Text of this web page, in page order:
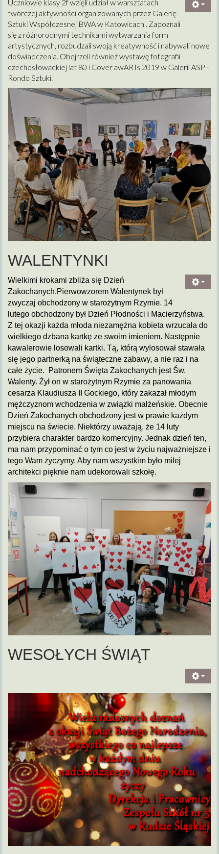
Uczniowie klasy 2f wzięli udział w warsztatach
twórczej aktywności organizowanych przez Galerię
Sztuki Współczesnej BWA w Katowicach . Zapoznali
się z różnorodnymi technikami wytwarzania form
artystycznych, rozbudzali swoją kreatywność i nabywali nowe
doświadczenia. Obejrzeli również wystawę fotografii
czechosłowackiej lat 80 i Cover awARTs 2019 w Galerii ASP -
Rondo Sztuki.
WALENTYNKI
Wielkimi krokami zbliża się Dzień
Zakochanych.Pierwowzorem Walentynek był
zwyczaj obchodzony w starożytnym Rzymie. 14
lutego obchodzony był Dzień Płodności i Macierzyństwa.
Z tej okazji każda młoda niezamężna kobieta wrzucała do
wielkiego dzbana kartkę ze swoim imieniem. Następnie
kawalerowie losowali kartki. Tą, którą wylosował stawała
się jego partnerką na świąteczne zabawy, a nie raz i na
całe życie. Patronem Święta Zakochanych jest Św.
Walenty. Żył on w starożytnym Rzymie za panowania
cesarza Klaudiusza II Gockiego, który zakazał młodym
mężczyznom wchodzenia w związki małżeńskie. Obecnie
Dzień Zakochanych obchodzony jest w prawie każdym
miejscu na świecie. Niektórzy uważają, że 14 luty
przybiera charakter bardzo komercyjny. Jednak dzień ten,
ma nam przypominać o tym co jest w życiu najważniejsze i
tego Wam życzymy. Aby nam wszystkim było milej
architekci pięknie nam udekorowali szkołę.
WESOŁYCH ŚWIĄT